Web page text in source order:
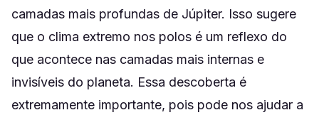
camadas mais profundas de Júpiter. Isso sugere
que o clima extremo nos polos é um reflexo do
que acontece nas camadas mais internas e
invisíveis do planeta. Essa descoberta é
extremamente importante, pois pode nos ajudar a